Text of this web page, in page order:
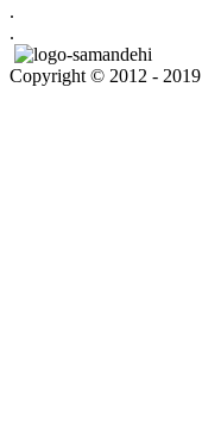
.
.
Copyright © 2012 - 2019